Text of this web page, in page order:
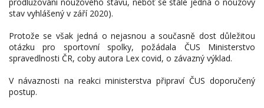
stav vyhlášený v září 2020).
Protože se však jedná o nejasnou a současně dost důležitou
otázku pro sportovní spolky, požádala ČUS Ministerstvo
spravedlnosti ČR, coby autora Lex covid, o závazný výklad.
V návaznosti na reakci ministerstva připraví ČUS doporučený
postup.